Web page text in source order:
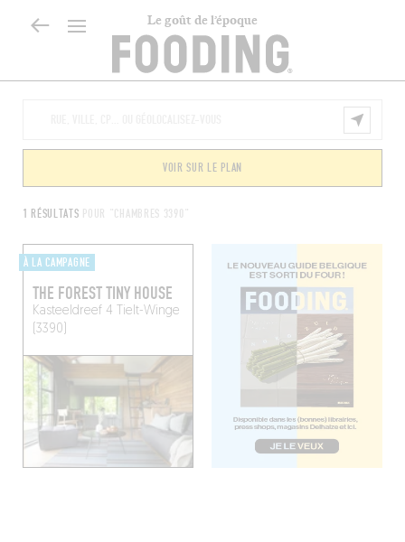
Le goût de l’époque
1 RÉSULTATS POUR "CHAMBRES 3390"
VOIR SUR LE PLAN
À LA CAMPAGNE
THE FOREST TINY HOUSE
Kasteeldreef 4 Tielt-Winge
(3390)